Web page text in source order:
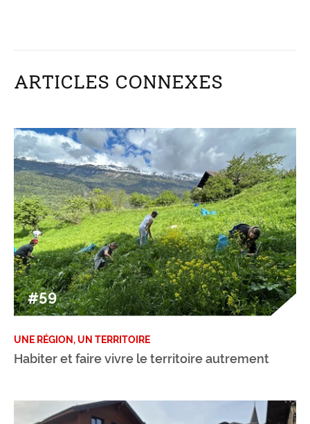
ARTICLES CONNEXES
#59
UNE RÉGION, UN TERRITOIRE
Habiter et faire vivre le territoire autrement